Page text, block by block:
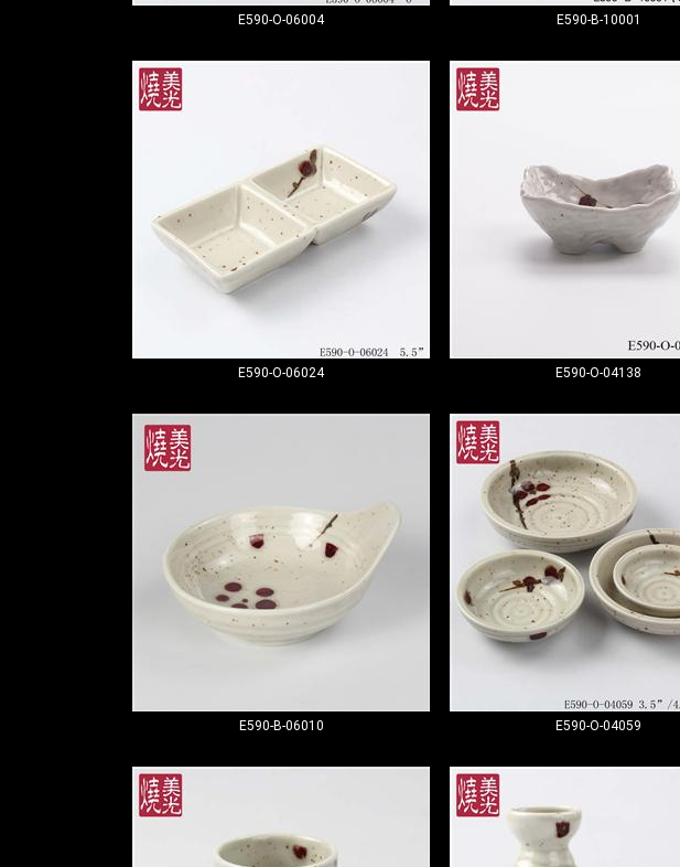
E590-O-06004 E590-B-10001
E590-O-06024 E590-O-04138
E590-B-06010 E590-O-04059